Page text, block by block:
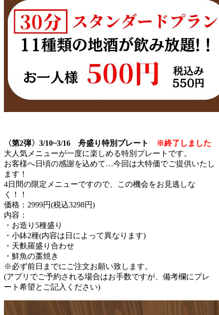
〈第2弾〉3/10~3/16 舟盛り特別プレート
※終了しました
大人気メニューが一度に楽しめる特別プレートです。
お客様へ日頃の感謝を込めて…今回は大特価でご提供いたし
ます！
4日間の限定メニューですので、この機会をお見逃しな
く！！
価格：2999円(税込3298円)
内容：
・お造り5種盛り
・小鉢2種(内容は日によって異なります)
・天麩羅盛り合わせ
・鮮魚の藁焼き
※必ず前日までにご注文お願い致します。
(アプリでご予約される場合はお手数ですが、備考欄にプレ
ート希望とご記入ください)